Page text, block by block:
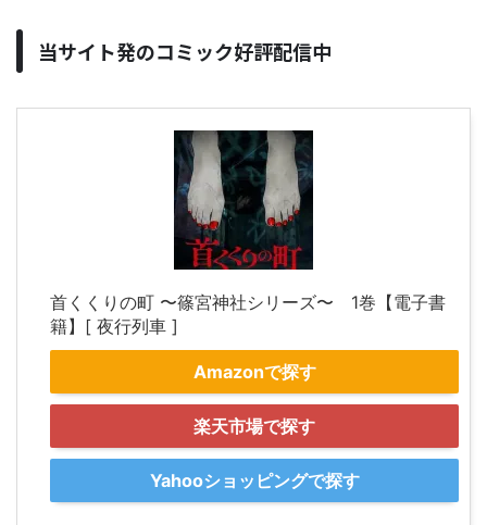
当サイト発のコミック好評配信中
首くくりの町 〜篠宮神社シリーズ〜 1巻【電子書
籍】[ 夜行列車 ]
Amazonで探す
楽天市場で探す
Yahooショッピングで探す